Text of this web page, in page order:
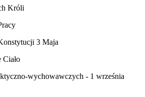
Króli
3 Maja
Ciało
wychowawczych - 1 września